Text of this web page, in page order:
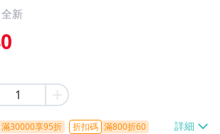
新
滿30000享95折 折扣碼 滿800折60